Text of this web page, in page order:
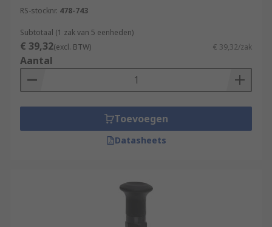
RS-stocknr. 478-743
Subtotaal (1 zak van 5 eenheden)
€ 39,32(excl. BTW) € 39,32/zak
Aantal
Toevoegen
Datasheets